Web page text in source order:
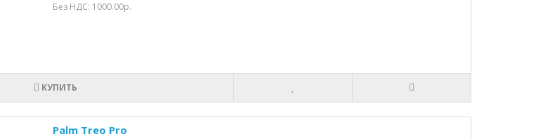
Без НДС: 1000.00р.
КУПИТЬ
Palm Treo Pro